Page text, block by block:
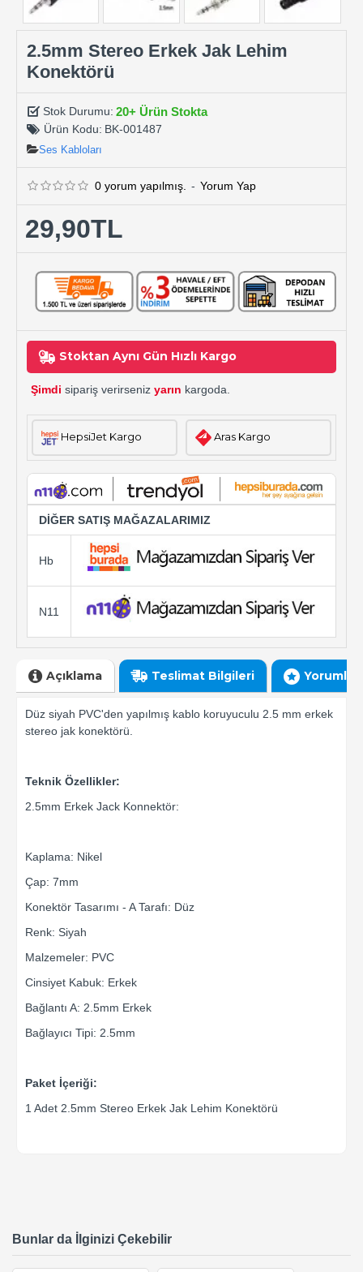
2.5mm Stereo Erkek Jak Lehim
Konektörü
Stok Durumu: 20+ Ürün Stokta
Ürün Kodu: BK-001487
Ses Kabloları
0 yorum yapılmış. - Yorum Yap
29,90TL
Stoktan Aynı Gün Hızlı Kargo
Şimdi sipariş verirseniz yarın kargoda.
HepsiJet Kargo Aras Kargo
DİĞER SATIŞ MAĞAZALARIMIZ
Hb
N11
Açıklama Teslimat Bilgileri Yorumlar
Düz siyah PVC'den yapılmış kablo koruyuculu 2.5 mm erkek
stereo jak konektörü.
Teknik Özellikler:
2.5mm Erkek Jack Konnektör:
Kaplama: Nikel
Çap: 7mm
Konektör Tasarımı - A Tarafı: Düz
Renk: Siyah
Malzemeler: PVC
Cinsiyet Kabuk: Erkek
Bağlantı A: 2.5mm Erkek
Bağlayıcı Tipi: 2.5mm
Paket İçeriği:
1 Adet 2.5mm Stereo Erkek Jak Lehim Konektörü
Bunlar da İlginizi Çekebilir